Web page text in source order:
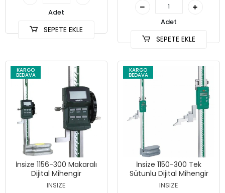
Adet
SEPETE EKLE
Adet
SEPETE EKLE
KARGO
BEDAVA
İnsize 1156-300 Makaralı
Dijital Mihengir
INSIZE
KARGO
BEDAVA
İnsize 1150-300 Tek
Sütunlu Dijital Mihengir
INSIZE